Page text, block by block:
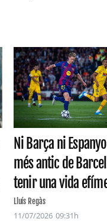
Ni Barça ni
més antic de
tenir una vida
Lluís Regàs
11/07/2026 09:31h